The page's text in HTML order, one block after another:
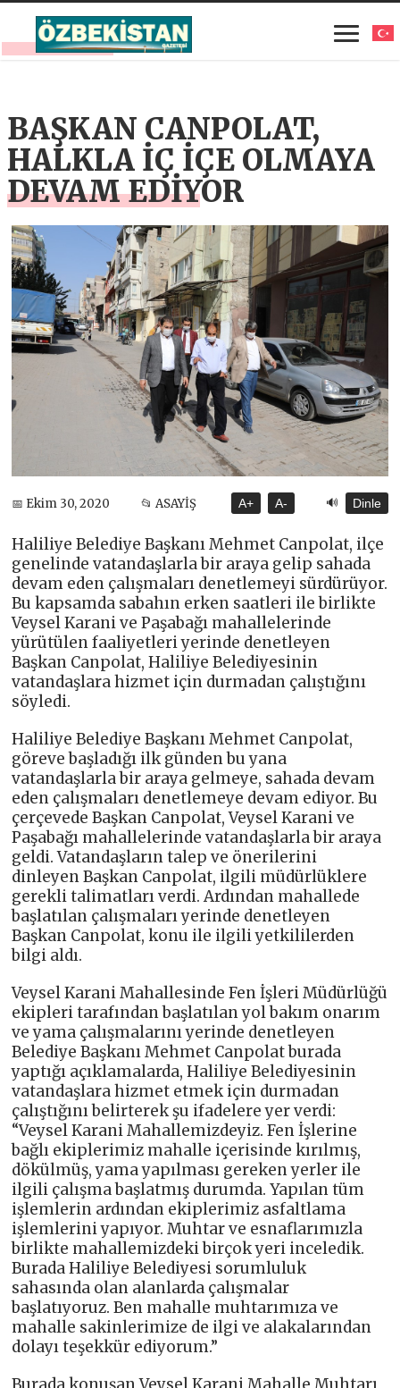
BAŞKAN CANPOLAT,
HALKLA İÇ İÇE OLMAYA
DEVAM EDİYOR
📅 Ekim 30, 2020 📂 ASAYİŞ A+ A- 🔊 Dinle
Haliliye Belediye Başkanı Mehmet Canpolat, ilçe
genelinde vatandaşlarla bir araya gelip sahada
devam eden çalışmaları denetlemeyi sürdürüyor.
Bu kapsamda sabahın erken saatleri ile birlikte
Veysel Karani ve Paşabağı mahallelerinde
yürütülen faaliyetleri yerinde denetleyen
Başkan Canpolat, Haliliye Belediyesinin
vatandaşlara hizmet için durmadan çalıştığını
söyledi.
Haliliye Belediye Başkanı Mehmet Canpolat,
göreve başladığı ilk günden bu yana
vatandaşlarla bir araya gelmeye, sahada devam
eden çalışmaları denetlemeye devam ediyor. Bu
çerçevede Başkan Canpolat, Veysel Karani ve
Paşabağı mahallelerinde vatandaşlarla bir araya
geldi. Vatandaşların talep ve önerilerini
dinleyen Başkan Canpolat, ilgili müdürlüklere
gerekli talimatları verdi. Ardından mahallede
başlatılan çalışmaları yerinde denetleyen
Başkan Canpolat, konu ile ilgili yetkililerden
bilgi aldı.
Veysel Karani Mahallesinde Fen İşleri Müdürlüğü
ekipleri tarafından başlatılan yol bakım onarım
ve yama çalışmalarını yerinde denetleyen
Belediye Başkanı Mehmet Canpolat burada
yaptığı açıklamalarda, Haliliye Belediyesinin
vatandaşlara hizmet etmek için durmadan
çalıştığını belirterek şu ifadelere yer verdi:
“Veysel Karani Mahallemizdeyiz. Fen İşlerine
bağlı ekiplerimiz mahalle içerisinde kırılmış,
dökülmüş, yama yapılması gereken yerler ile
ilgili çalışma başlatmış durumda. Yapılan tüm
işlemlerin ardından ekiplerimiz asfaltlama
işlemlerini yapıyor. Muhtar ve esnaflarımızla
birlikte mahallemizdeki birçok yeri inceledik.
Burada Haliliye Belediyesi sorumluluk
sahasında olan alanlarda çalışmalar
başlatıyoruz. Ben mahalle muhtarımıza ve
mahalle sakinlerimize de ilgi ve alakalarından
dolayı teşekkür ediyorum.”